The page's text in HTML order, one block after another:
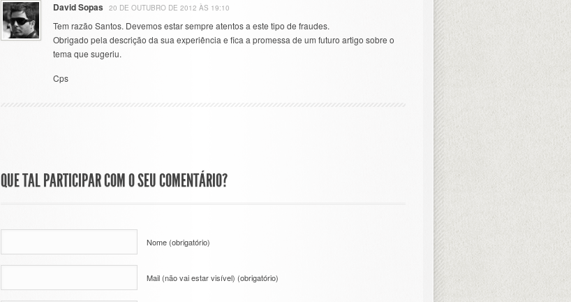
David Sopas 20 DE OUTUBRO DE 2012 ÀS 19:10
Tem razão Santos. Devemos estar sempre atentos a este tipo de fraudes.
Obrigado pela descrição da sua experiência e fica a promessa de um futuro artigo sobre o
tema que sugeriu.
Cps
QUE TAL PARTICIPAR COM O SEU COMENTÁRIO?
Nome (obrigatório)
Mail (não vai estar visível) (obrigatório)